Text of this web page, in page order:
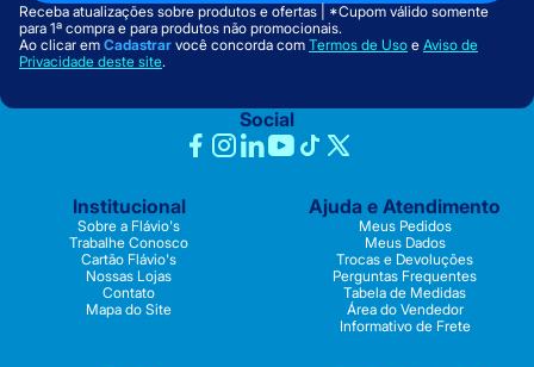
Receba atualizações sobre produtos e ofertas | *Cupom válido somente
para 1ª compra e para produtos não promocionais.
Ao clicar em Cadastrar você concorda com Termos de Uso e Aviso de
Privacidade deste site.
Social
Institucional
Sobre a Flávio's
Trabalhe Conosco
Cartão Flávio's
Nossas Lojas
Contato
Mapa do Site
Ajuda e Atendimento
Meus Pedidos
Meus Dados
Trocas e Devoluções
Perguntas Frequentes
Tabela de Medidas
Área do Vendedor
Informativo de Frete